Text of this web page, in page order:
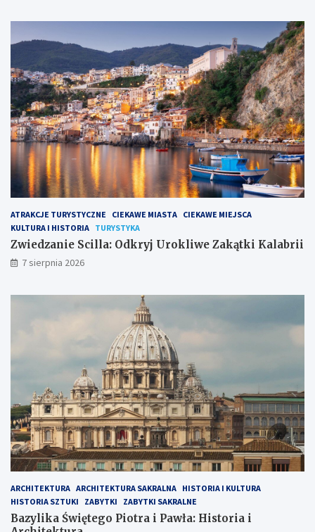
ATRAKCJE TURYSTYCZNE CIEKAWE MIASTA CIEKAWE MIEJSCA
KULTURA I HISTORIA TURYSTYKA
Zwiedzanie Scilla: Odkryj Urokliwe Zakątki Kalabrii
7 sierpnia 2026
ARCHITEKTURA ARCHITEKTURA SAKRALNA HISTORIA I KULTURA
HISTORIA SZTUKI
ZABYTKI ZABYTKI SAKRALNE
Bazylika Świętego Piotra i Pawła: Historia i